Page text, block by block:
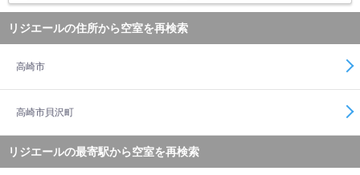
リジエールの住所から空室を再検索
高崎市
高崎市貝沢町
リジエールの最寄駅から空室を再検索